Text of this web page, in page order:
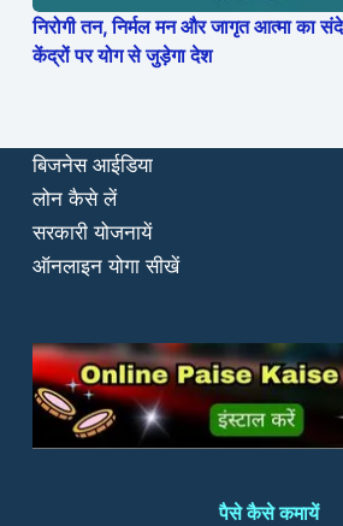
निरोगी तन, निर्मल मन और जागृत आत्मा
केंद्रों पर योग से जुड़ेगा देश
बिजनेस आईडिया
लोन कैसे लें
सरकारी योजनायें
ऑनलाइन योगा सीखें
पैसे कैसे कमायें